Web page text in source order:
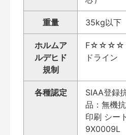
重量 35kg以下
ホルムア
ルデヒド
規制
F☆☆☆☆
ドライン
各種認定
SIAA登録
品：無機
印刷 シー
9X0009L